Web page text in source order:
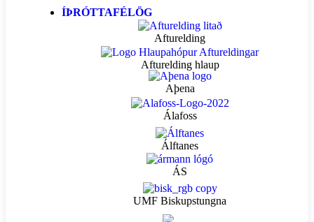
ÍÞRÓTTAFÉLÖG
Afturelding
Afturelding hlaup
Aþena
Álafoss
Álftanes
ÁS
UMF Biskupstungna